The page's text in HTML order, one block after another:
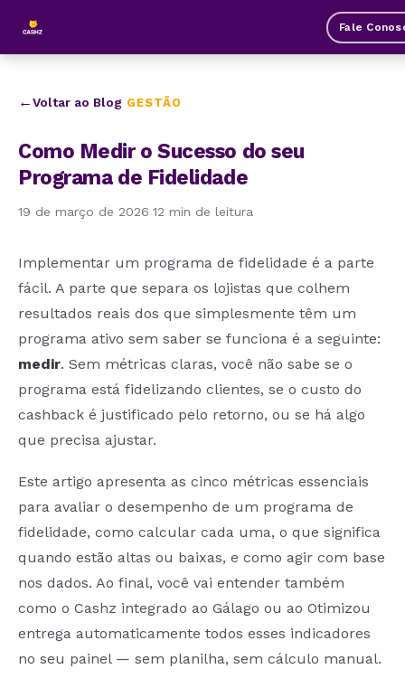
Fale
Voltar ao Blog GESTÃO
Como Medir o Sucesso do seu
Programa de Fidelidade
19 de março de 2026 12 min de leitura
Implementar um programa de fidelidade é a parte
fácil. A parte que separa os lojistas que colhem
resultados reais dos que simplesmente têm um
programa ativo sem saber se funciona é a seguinte:
medir. Sem métricas claras, você não sabe se o
programa está fidelizando clientes, se o custo do
cashback é justificado pelo retorno, ou se há algo
que precisa ajustar.
Este artigo apresenta as cinco métricas essenciais
para avaliar o desempenho de um programa de
fidelidade, como calcular cada uma, o que significa
quando estão altas ou baixas, e como agir com base
nos dados. Ao final, você vai entender também
como o Cashz integrado ao Gálago ou ao Otimizou
entrega automaticamente todos esses indicadores
no seu painel — sem planilha, sem cálculo manual.